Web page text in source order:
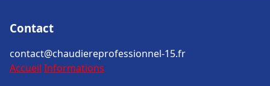
Contact
contact@chaudiereprofessionnel-15.fr
Accueil Informations